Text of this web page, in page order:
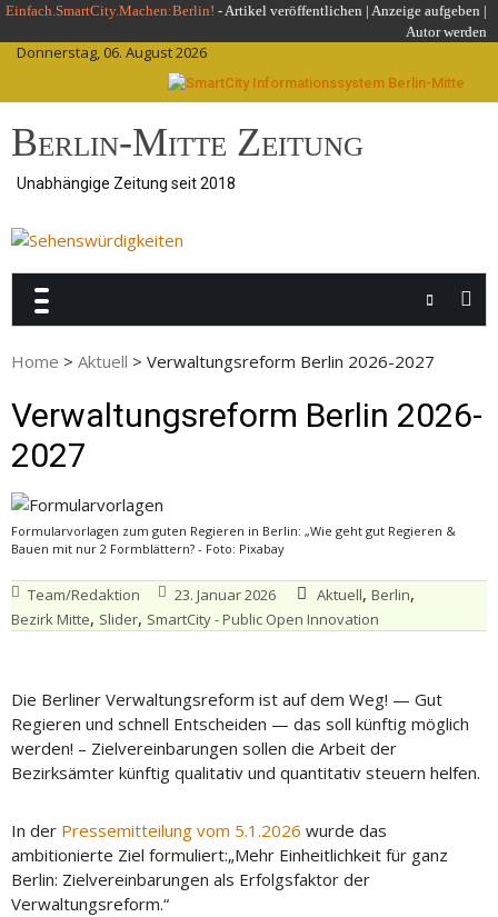
Skip
content
Einfach.SmartCity.Machen:Berlin! -Artikel veröffentlichen | Anzeige aufgeben |
Autor werden
Donnerstag, 06. August 2026
Berlin-Mitte Zeitung
Unabhängige Zeitung seit 2018
Home > Aktuell > Verwaltungsreform Berlin 2026-2027
Verwaltungsreform Berlin 2026-
2027
Formularvorlagen zum guten Regieren in Berlin: „Wie geht gut Regieren &
Bauen mit nur 2 Formblättern? - Foto: Pixabay
Team/Redaktion 23. Januar 2026 Aktuell, Berlin,
Bezirk Mitte, Slider, SmartCity - Public Open Innovation
Die Berliner Verwaltungsreform ist auf dem Weg! — Gut
Regieren und schnell Entscheiden — das soll künftig möglich
werden! – Zielvereinbarungen sollen die Arbeit der
Bezirksämter künftig qualitativ und quantitativ steuern helfen.
In der Pressemitteilung vom 5.1.2026 wurde das
ambitionierte Ziel formuliert:„Mehr Einheitlichkeit für ganz
Berlin: Zielvereinbarungen als Erfolgsfaktor der
Verwaltungsreform.“